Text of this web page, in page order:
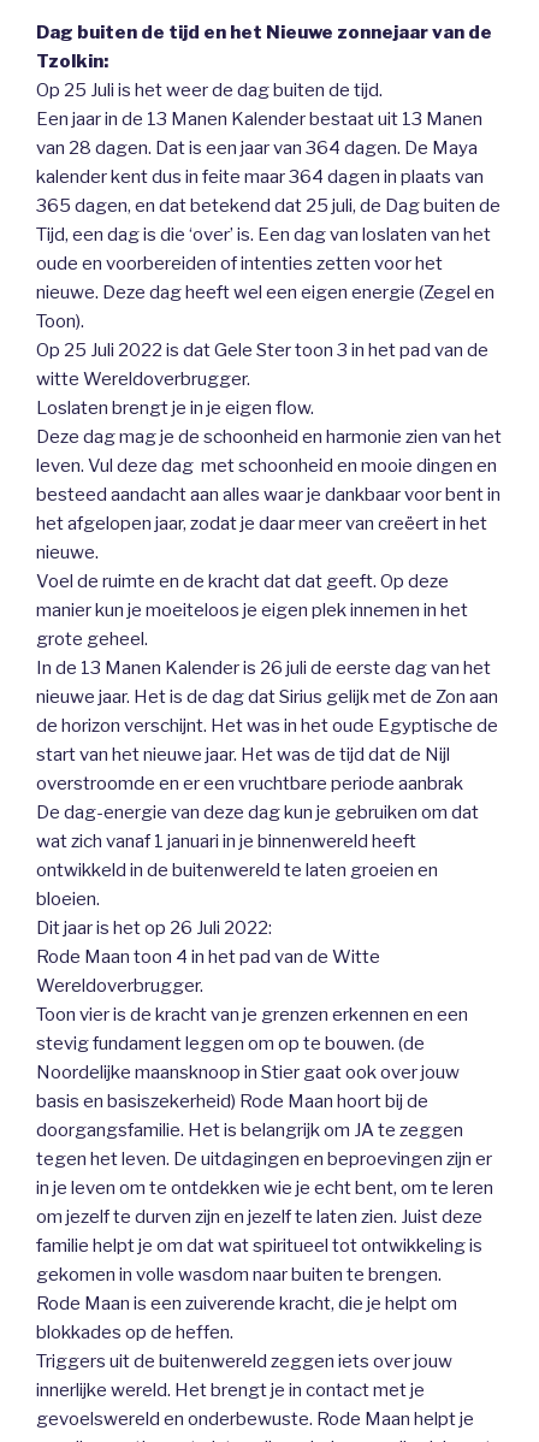
Dag buiten de tijd en het Nieuwe zonnejaar van de
Tzolkin:
Op 25 Juli is het weer de dag buiten de tijd.
Een jaar in de 13 Manen Kalender bestaat uit 13 Manen
van 28 dagen. Dat is een jaar van 364 dagen. De Maya
kalender kent dus in feite maar 364 dagen in plaats van
365 dagen, en dat betekend dat 25 juli, de Dag buiten de
Tijd, een dag is die ‘over’ is. Een dag van loslaten van het
oude en voorbereiden of intenties zetten voor het
nieuwe. Deze dag heeft wel een eigen energie (Zegel en
Toon).
Op 25 Juli 2022 is dat Gele Ster toon 3 in het pad van de
witte Wereldoverbrugger.
Loslaten brengt je in je eigen flow.
Deze dag mag je de schoonheid en harmonie zien van het
leven. Vul deze dag met schoonheid en mooie dingen en
besteed aandacht aan alles waar je dankbaar voor bent in
het afgelopen jaar, zodat je daar meer van creëert in het
nieuwe.
Voel de ruimte en de kracht dat dat geeft. Op deze
manier kun je moeiteloos je eigen plek innemen in het
grote geheel.
In de 13 Manen Kalender is 26 juli de eerste dag van het
nieuwe jaar. Het is de dag dat Sirius gelijk met de Zon aan
de horizon verschijnt. Het was in het oude Egyptische de
start van het nieuwe jaar. Het was de tijd dat de Nijl
overstroomde en er een vruchtbare periode aanbrak
De dag-energie van deze dag kun je gebruiken om dat
wat zich vanaf 1 januari in je binnenwereld heeft
ontwikkeld in de buitenwereld te laten groeien en
bloeien.
Dit jaar is het op 26 Juli 2022:
Rode Maan toon 4 in het pad van de Witte
Wereldoverbrugger.
Toon vier is de kracht van je grenzen erkennen en een
stevig fundament leggen om op te bouwen. (de
Noordelijke maansknoop in Stier gaat ook over jouw
basis en basiszekerheid) Rode Maan hoort bij de
doorgangsfamilie. Het is belangrijk om JA te zeggen
tegen het leven. De uitdagingen en beproevingen zijn er
in je leven om te ontdekken wie je echt bent, om te leren
om jezelf te durven zijn en jezelf te laten zien. Juist deze
familie helpt je om dat wat spiritueel tot ontwikkeling is
gekomen in volle wasdom naar buiten te brengen.
Rode Maan is een zuiverende kracht, die je helpt om
blokkades op de heffen.
Triggers uit de buitenwereld zeggen iets over jouw
innerlijke wereld. Het brengt je in contact met je
gevoelswereld en onderbewuste. Rode Maan helpt je